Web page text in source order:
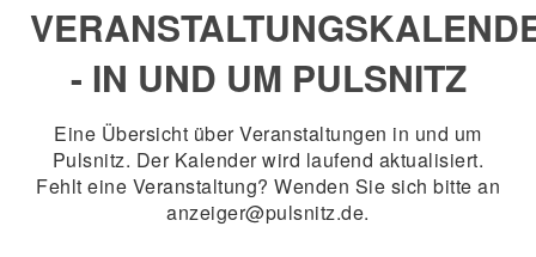
- IN UND UM PULSNITZ
Eine Übersicht über Veranstaltungen in und um
Pulsnitz. Der Kalender wird laufend aktualisiert.
Fehlt eine Veranstaltung? Wenden Sie sich bitte an
anzeiger@pulsnitz.de.